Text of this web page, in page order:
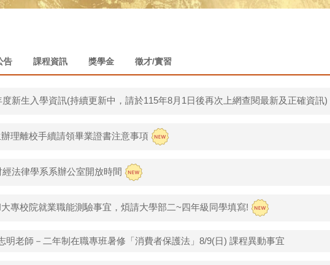
告 課程資訊 獎學金 徵才/實習
度新生入學資訊(持續更新中，請於115年8月1日後再次上網查閱最新及正確資訊)
理離校手續請領畢業證書注意事項
經法律學系系辦公室開放時間
專校院就業職能測驗事宜，煩請大學部二~四年級同學填寫!
明老師－二年制在職專班暑修「消費者保護法」8/9(日) 課程異動事宜